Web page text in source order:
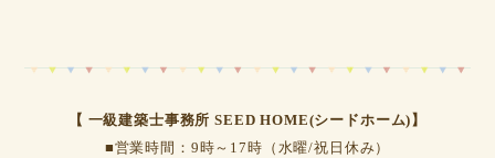
【 一級建築士事務所 SEED HOME(シードホーム)】
■営業時間：9時～17時（水曜/祝日休み）